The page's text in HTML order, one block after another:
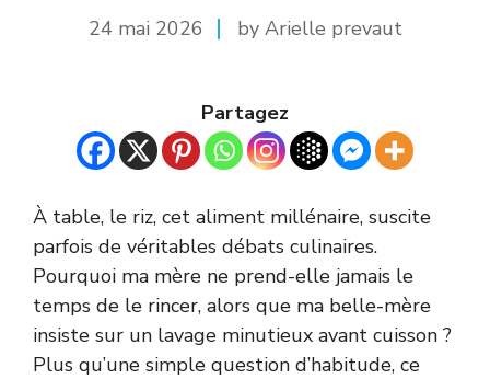
24 mai 2026 by Arielle prevaut
Partagez
À table, le riz, cet aliment millénaire, suscite
parfois de véritables débats culinaires.
Pourquoi ma mère ne prend-elle jamais le
temps de le rincer, alors que ma belle-mère
insiste sur un lavage minutieux avant cuisson ?
Plus qu’une simple question d’habitude, ce